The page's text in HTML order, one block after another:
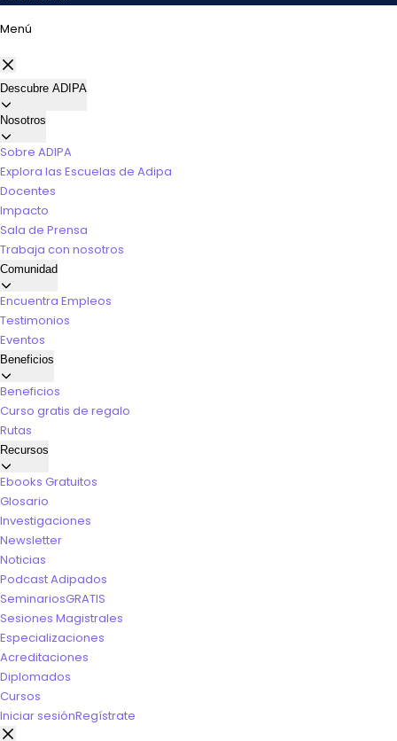
Menú
Descubre ADIPA
Nosotros
Sobre ADIPA
Explora las Escuelas de Adipa
Docentes
Impacto
Sala de Prensa
Trabaja con nosotros
Comunidad
Encuentra Empleos
Testimonios
Eventos
Beneficios
Beneficios
Curso gratis de regalo
Rutas
Recursos
Ebooks Gratuitos
Glosario
Investigaciones
Newsletter
Noticias
Podcast Adipados
SeminariosGRATIS
Sesiones Magistrales
Especializaciones
Acreditaciones
Diplomados
Cursos
Iniciar sesiónRegístrate